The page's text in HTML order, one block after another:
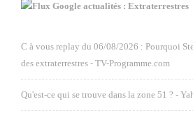
Google actualités : Extraterrestres
C à vous replay du 06/08/2026 : Pourquoi
des extraterrestres - TV-Programme.com
Qu'est-ce qui se trouve dans la zone 51 ? -